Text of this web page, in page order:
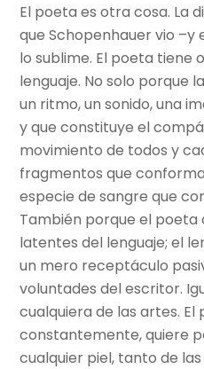
El poeta es otra cosa. La
que Schopenhauer vio
lo sublime. El poeta tiene
lenguaje. No solo porque
un ritmo, un sonido, una
y que constituye el
movimiento de todos y
fragmentos que
especie de sangre que
También porque el poeta
latentes del lenguaje; el
un mero receptáculo
voluntades del escritor.
cualquiera de las artes.
constantemente, quiere
cualquier piel, tanto de